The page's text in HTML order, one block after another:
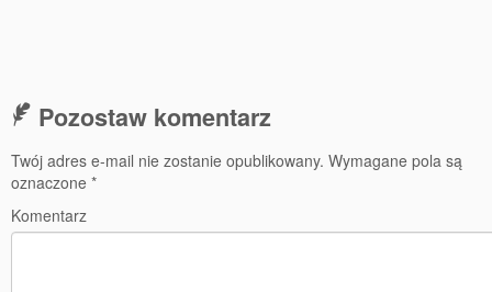
Pozostaw komentarz
Twój adres e-mail nie zostanie opublikowany. Wymagane pola są
oznaczone *
Komentarz